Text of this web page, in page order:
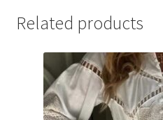
Related products